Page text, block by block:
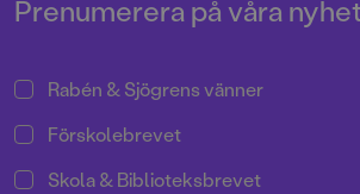
Prenumerera på våra
Rabén & Sjögrens vänner
Förskolebrevet
Skola & Biblioteksbrevet